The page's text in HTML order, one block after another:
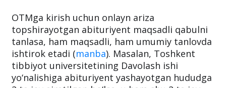
tanlanadi?
OTMga kirish uchun onlayn ariza
topshirayotgan abituriyent maqsadli qabulni
tanlasa, ham maqsadli, ham umumiy tanlovda